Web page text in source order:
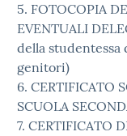
5. FOTOCOPIA
EVENTUALI
della studentessa
genitori)
6. CERTIFICATO
SCUOLA
7. CERTIFICATO